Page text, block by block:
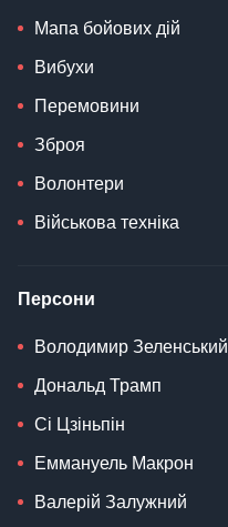
Мапа бойових дій
Вибухи
Перемовини
Зброя
Волонтери
Військова техніка
Персони
Володимир Зеленський
Дональд Трамп
Сі Цзіньпін
Еммануель Макрон
Валерій Залужний